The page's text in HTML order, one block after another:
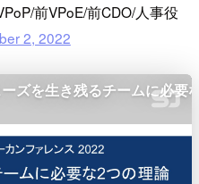
前VPoE/前CDO/人事役
2, 2022